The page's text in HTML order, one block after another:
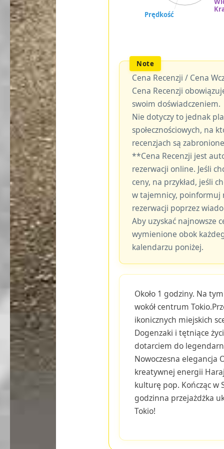
Cena Recenzji / Cena
Cena Recenzji
swoim doświadczeniem.
Nie dotyczy to jednak
społecznościowych, na
recenzjach są
**Cena Recenzji jest
rezerwacji online. Jeśli
ceny, na przykład, jeśli
w tajemnicy, poinformuj
rezerwacji poprzez
Aby uzyskać najnowsze
wymienione obok
kalendarzu poniżej.
Około 1 godziny. Na
wokół centrum
ikonicznych miejskich
Dogenzaki i tętniące
dotarciem do
Nowoczesna elegancja
kreatywnej energii
kulturę pop. Kończąc w
godzinna przejażdżka
Tokio!